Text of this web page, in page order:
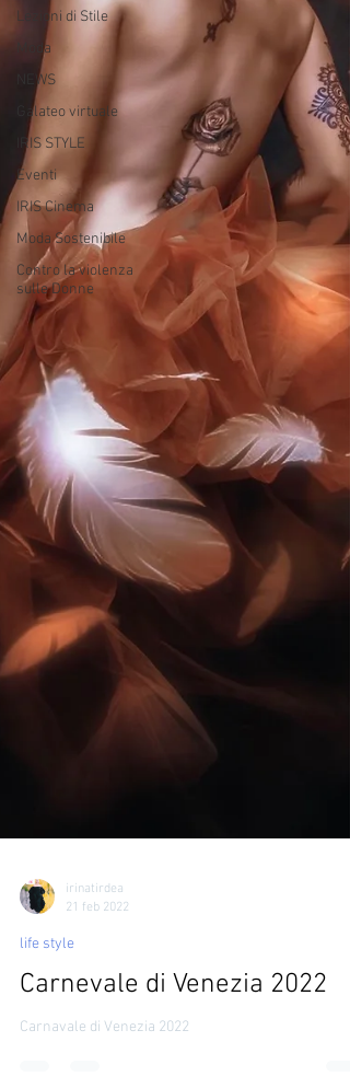
Lezioni di Stile
Moda
NEWS
Galateo virtuale
IRIS STYLE
Eventi
IRIS Cinema
Moda Sostenibile
Contro la violenza
sulle Donne
irinatirdea